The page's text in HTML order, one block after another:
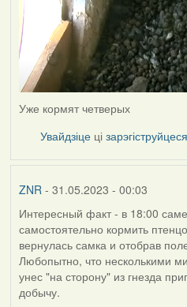
Уже кормят четверых
Увайдзіце цізарэгіструйцеся
ZNR- 31.05.2023 - 00:03
Интересный факт - в 18:00
самостоятельно кормить
вернулась самка и отобрав
Любопытно, что несколькими
унес "на сторону" из гнезда
добычу.